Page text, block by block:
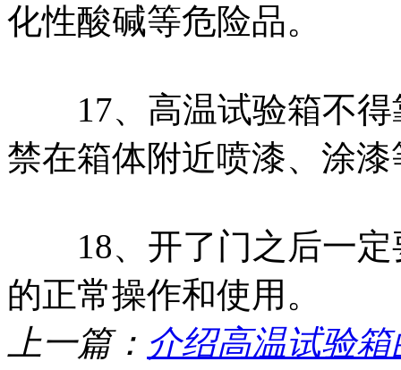
化性酸碱等危险品。
17、高温试验箱不得
禁在箱体附近喷漆、涂
18、开了门之后一定
的正常操作和使用。
上一篇： 介绍高温试验